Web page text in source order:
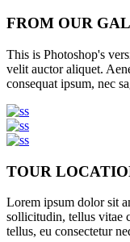
FROM OUR
This is Photoshop's
velit auctor aliquet.
consequat ipsum, nec
TOUR
Lorem ipsum dolor sit
sollicitudin, tellus vitae
tellus, eu consectetur